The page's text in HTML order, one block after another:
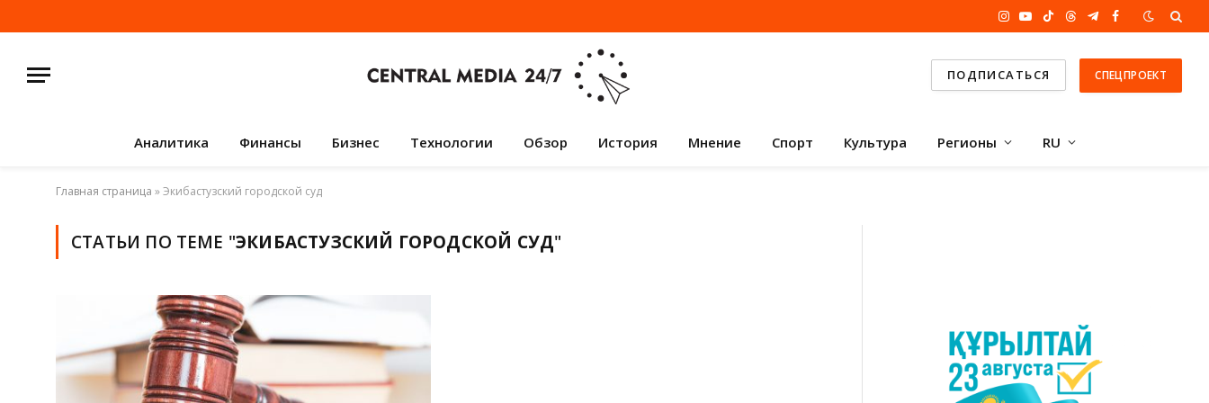
Instagram
YouTube
TikTokThreadsTelegram
Facebook
ПОДПИСАТЬСЯ СПЕЦПРОЕКТ
Аналитика Финансы Бизнес Технологии Обзор История Мнение Спорт Культура Регионы RU
Главная страница »Экибастузский городской суд
СТАТЬИ ПО ТЕМЕ "ЭКИБАСТУЗСКИЙ ГОРОДСКОЙ СУД"